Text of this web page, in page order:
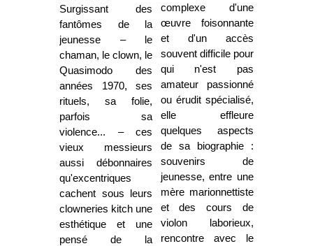
Surgissant des
fantômes de la
jeunesse – le
chaman, le clown, le
Quasimodo des
années 1970, ses
rituels, sa folie,
parfois sa
violence... – ces
vieux messieurs
aussi débonnaires
qu'excentriques
cachent sous leurs
clowneries kitch une
esthétique et une
pensé de la
complexe d'une
œuvre foisonnante
et d'un accès
souvent difficile pour
qui n'est pas
amateur passionné
ou érudit spécialisé,
elle effleure
quelques aspects
de sa biographie :
souvenirs de
jeunesse, entre une
mère marionnettiste
et des cours de
violon laborieux,
rencontre avec le